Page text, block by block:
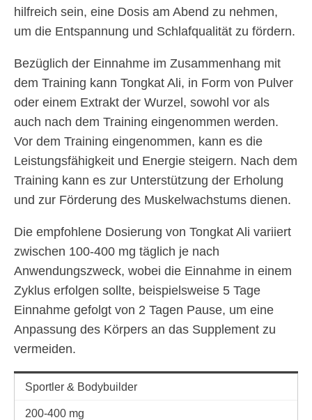
hilfreich sein, eine Dosis am Abend zu nehmen,
um die Entspannung und Schlafqualität zu fördern.
Bezüglich der Einnahme im Zusammenhang mit
dem Training kann Tongkat Ali, in Form von Pulver
oder einem Extrakt der Wurzel, sowohl vor als
auch nach dem Training eingenommen werden.
Vor dem Training eingenommen, kann es die
Leistungsfähigkeit und Energie steigern. Nach dem
Training kann es zur Unterstützung der Erholung
und zur Förderung des Muskelwachstums dienen.
Die empfohlene Dosierung von Tongkat Ali variiert
zwischen 100-400 mg täglich je nach
Anwendungszweck, wobei die Einnahme in einem
Zyklus erfolgen sollte, beispielsweise 5 Tage
Einnahme gefolgt von 2 Tagen Pause, um eine
Anpassung des Körpers an das Supplement zu
vermeiden.
Sportler & Bodybuilder
200-400 mg